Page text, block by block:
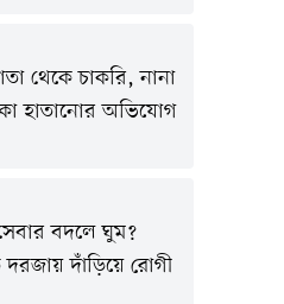
থেকে চাকরি, নানা
হাতানোর অভিযোগ
বদলে ঘুম?
দরজায় দাঁড়িয়ে রোগী